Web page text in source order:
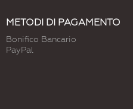
METODI DI PAGAMENTO
Bonifico Bancario
PayPal